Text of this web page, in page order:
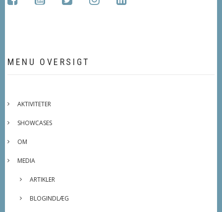
MENU OVERSIGT
AKTIVITETER
SHOWCASES
OM
MEDIA
ARTIKLER
BLOGINDLÆG